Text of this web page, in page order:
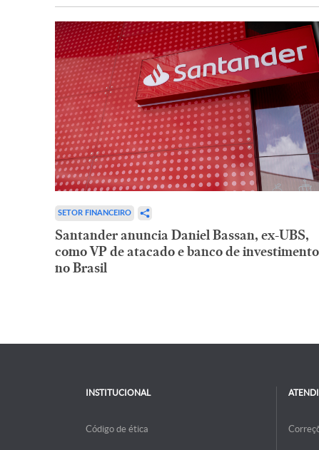
SETOR FINANCEIRO
Santander anuncia Daniel Bassan, ex-UBS,
como VP de atacado e banco de investimento
no Brasil
INSTITUCIONAL
Código de ética